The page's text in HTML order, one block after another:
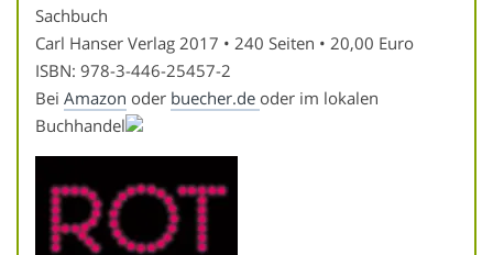
Sachbuch
Carl Hanser Verlag 2017 • 240 Seiten • 20,00 Euro
ISBN: 978-3-446-25457-2
Bei Amazon oder buecher.de oder im lokalen
Buchhandel